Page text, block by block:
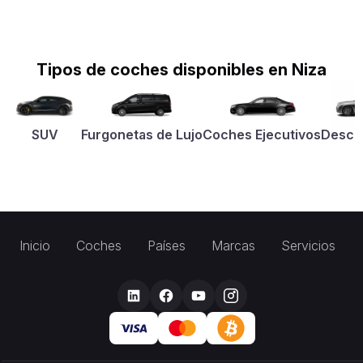
Tipos de coches disponibles en Niza
SUV Furgonetas de LujoCoches Ejecutivos
Inicio Coches Países Marcas Servicios